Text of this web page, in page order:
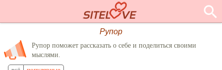
Рупор
Рупор поможет рассказать о себе и поделиться своими
мыслями.